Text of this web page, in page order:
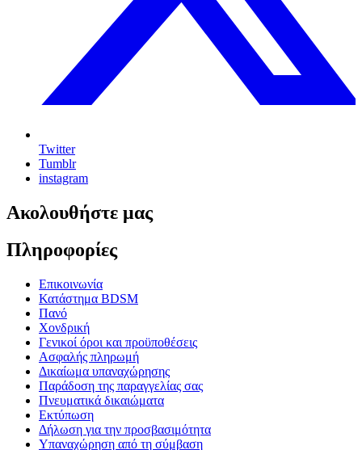
Twitter
Tumblr
instagram
Ακολουθήστε μας
Πληροφορίες
Επικοινωνία
Κατάστημα BDSM
Πανό
Χονδρική
Γενικοί όροι και προϋποθέσεις
Ασφαλής πληρωμή
Δικαίωμα υπαναχώρησης
Παράδοση της παραγγελίας σας
Πνευματικά δικαιώματα
Εκτύπωση
Δήλωση για την προσβασιμότητα
Υπαναχώρηση από τη σύμβαση